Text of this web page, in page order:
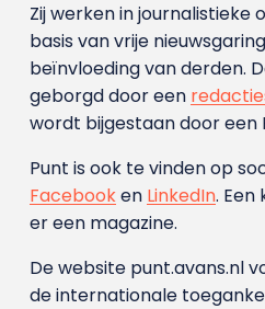
Zij werken in journalistieke
basis van vrije
beïnvloeding van derden.
geborgd door een
wordt bijgestaan door een
Punt is ook te vinden op
Facebooken LinkedIn.
er een magazine.
De website punt.avans.nl
de internationale